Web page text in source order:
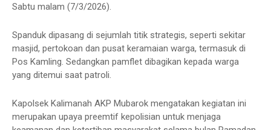
Sabtu malam (7/3/2026).
Spanduk dipasang di sejumlah titik strategis, seperti sekitar
masjid, pertokoan dan pusat keramaian warga, termasuk di
Pos Kamling. Sedangkan pamflet dibagikan kepada warga
yang ditemui saat patroli.
Kapolsek Kalimanah AKP Mubarok mengatakan kegiatan ini
merupakan upaya preemtif kepolisian untuk menjaga